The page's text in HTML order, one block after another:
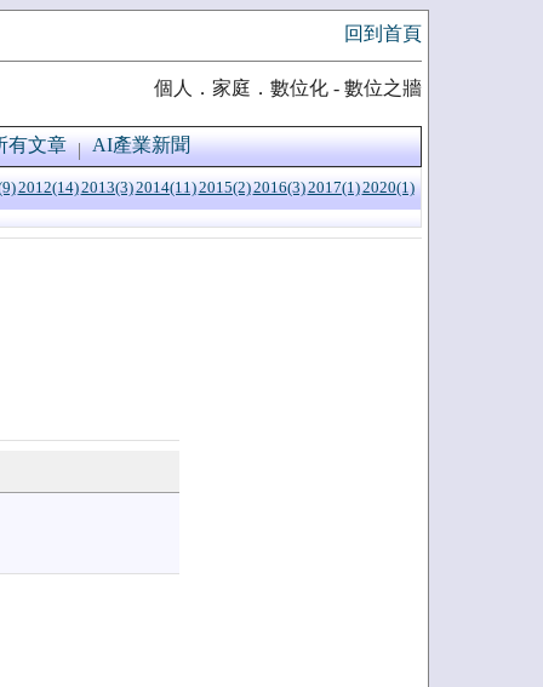
回到首頁
個人．家庭．數位化 - 數位之牆
有文章 AI產業新聞
2012(14)2013(3)2014(11)2015(2)2016(3)2017(1)2020(1)